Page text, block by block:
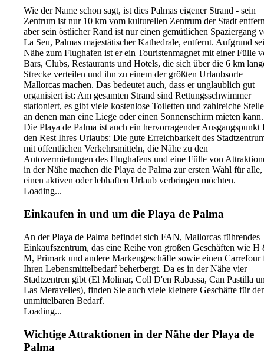
Wie der Name schon sagt, ist dies Palmas eigener Strand - sein
Zentrum ist nur 10 km vom kulturellen Zentrum der Stadt
aber sein östlicher Rand ist nur einen gemütlichen Spaziergang
La Seu, Palmas majestätischer Kathedrale, entfernt. Aufgrund
Nähe zum Flughafen ist er ein Touristenmagnet mit einer Fülle
Bars, Clubs, Restaurants und Hotels, die sich über die 6 km
Strecke verteilen und ihn zu einem der größten Urlaubsorte
Mallorcas machen. Das bedeutet auch, dass er unglaublich gut
organisiert ist: Am gesamten Strand sind Rettungsschwimmer
stationiert, es gibt viele kostenlose Toiletten und zahlreiche
an denen man eine Liege oder einen Sonnenschirm mieten kann.
Die Playa de Palma ist auch ein hervorragender Ausgangspunkt
den Rest Ihres Urlaubs: Die gute Erreichbarkeit des
mit öffentlichen Verkehrsmitteln, die Nähe zu den
Autovermietungen des Flughafens und eine Fülle von
in der Nähe machen die Playa de Palma zur ersten Wahl für
einen aktiven oder lebhaften Urlaub verbringen möchten.
Loading...
Einkaufen in und um die Playa de Palma
An der Playa de Palma befindet sich FAN, Mallorcas führendes
Einkaufszentrum, das eine Reihe von großen Geschäften wie H
M, Primark und andere Markengeschäfte sowie einen Carrefour
Ihren Lebensmittelbedarf beherbergt. Da es in der Nähe vier
Stadtzentren gibt (El Molinar, Coll D'en Rabassa, Can Pastilla
Las Meravelles), finden Sie auch viele kleinere Geschäfte für
unmittelbaren Bedarf.
Loading...
Wichtige Attraktionen in der Nähe der Playa de
Palma